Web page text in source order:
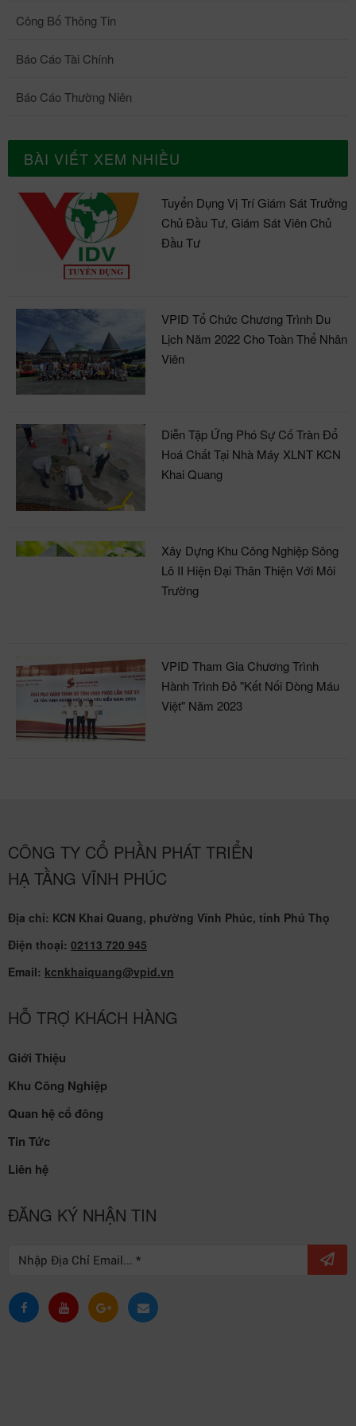
Công Bố Thông Tin
Báo Cáo Tài Chính
Báo Cáo Thường Niên
BÀI VIẾT XEM NHIỀU
Tuyển Dụng Vị Trí Giám Sát Trưởng
Chủ Đầu Tư, Giám Sát Viên Chủ
Đầu Tư
VPID Tổ Chức Chương Trình Du
Lịch Năm 2022 Cho Toàn Thể Nhân
Viên
Diễn Tập Ứng Phó Sự Cố Tràn Đổ
Hoá Chất Tại Nhà Máy XLNT KCN
Khai Quang
Xây Dựng Khu Công Nghiệp Sông
Lô II Hiện Đại Thân Thiện Với Môi
Trường
VPID Tham Gia Chương Trình
Hành Trình Đỏ "Kết Nối Dòng Máu
Việt" Năm 2023
CÔNG TY CỔ PHẦN PHÁT TRIỂN
HẠ TẦNG VĨNH PHÚC
Địa chỉ: KCN Khai Quang, phường Vĩnh Phúc, tỉnh Phú Thọ
Điện thoại: 02113 720 945
Email: kcnkhaiquang@vpid.vn
HỖ TRỢ KHÁCH HÀNG
Giới Thiệu
Khu Công Nghiệp
Quan hệ cổ đông
Tin Tức
Liên hệ
ĐĂNG KÝ NHẬN TIN